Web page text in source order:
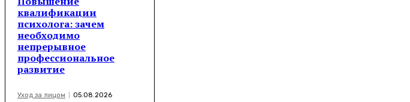
квалификации
психолога: зачем
необходимо
непрерывное
профессиональное
развитие
Уход за лицом 05.08.2026